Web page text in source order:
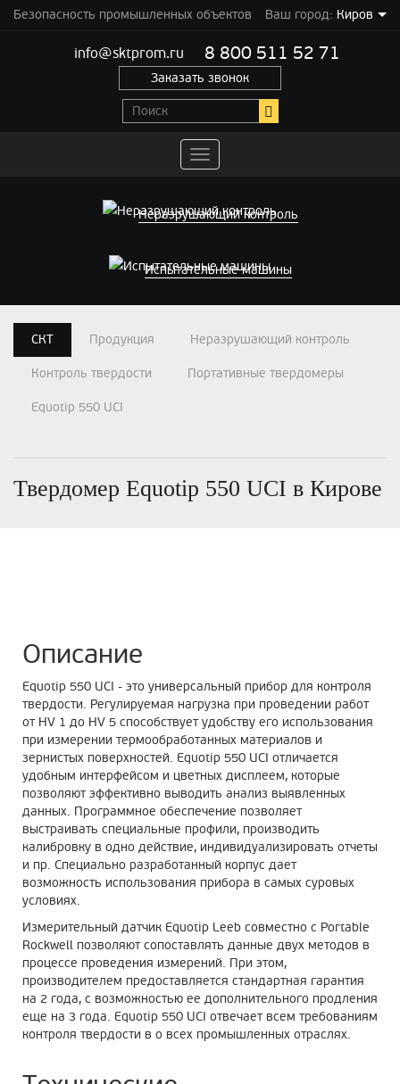
Безопасность промышленных объектов Ваш город: Киров
info@sktprom.ru 8 800 511 52 71
Заказать звонок
Переключить
навигацию
Неразрушающий контроль
Испытательные машины
СКТ Продукция Неразрушающий контроль
Контроль твердости Портативные твердомеры
Equotip 550 UCI
Твердомер Equotip 550 UCI в Кирове
Описание
Equotip 550 UCI - это универсальный прибор для контроля
твердости. Регулируемая нагрузка при проведении работ
от HV 1 до HV 5 способствует удобству его использования
при измерении термообработанных материалов и
зернистых поверхностей. Equotip 550 UCI отличается
удобным интерфейсом и цветных дисплеем, которые
позволяют эффективно выводить анализ выявленных
данных. Программное обеспечение позволяет
выстраивать специальные профили, производить
калибровку в одно действие, индивидуализировать отчеты
и пр. Специально разработанный корпус дает
возможность использования прибора в самых суровых
условиях.
Измерительный датчик Equotip Leeb совместно с Portable
Rockwell позволяют сопоставлять данные двух методов в
процессе проведения измерений. При этом,
производителем предоставляется стандартная гарантия
на 2 года, с возможностью ее дополнительного продления
еще на 3 года. Equotip 550 UCI отвечает всем требованиям
контроля твердости в о всех промышленных отраслях.